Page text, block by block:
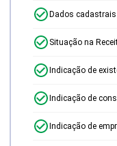
Dados
Situação na
Indicação de
Indicação de
Indicação de